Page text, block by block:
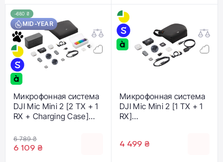
-680 ₴
MID-YEAR
Микрофонная система
DJI Mic Mini 2 [2 TX + 1
RX + Charging Case]
6 789 ₴
6 109 ₴
Микрофонная система
DJI Mic Mini 2 [1 TX + 1
RX]
4 499 ₴